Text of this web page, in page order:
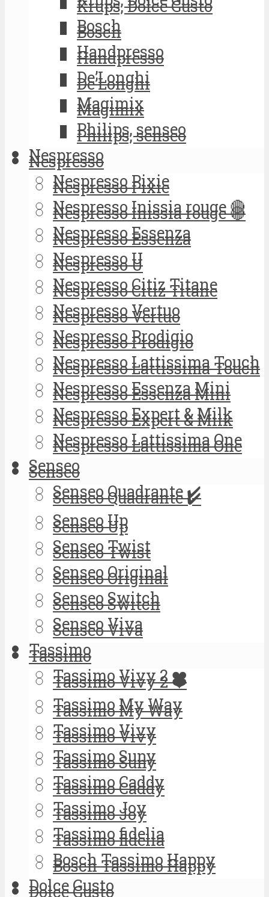
Bosch
Handpresso
De’Longhi
Magimix
Philips, senseo
Nespresso
Nespresso Pixie
Nespresso Inissia rouge 🔴
Nespresso Essenza
Nespresso U
Nespresso Citiz Titane
Nespresso Vertuo
Nespresso Prodigio
Nespresso Lattissima Touch
Nespresso Essenza Mini
Nespresso Expert & Milk
Nespresso Lattissima One
Senseo
Senseo Quadrante ✔️
Senseo Up
Senseo Twist
Senseo Original
Senseo Switch
Senseo Viva
Tassimo
Tassimo Vivy 2 ❤️
Tassimo My Way
Tassimo Vivy
Tassimo Suny
Tassimo Caddy
Tassimo Joy
Tassimo fidelia
Bosch Tassimo Happy
Dolce Gusto
Krups, Dolce Gusto
Bosch
Handpresso
De’Longhi
Magimix
Philips, senseo
Nespresso
Nespresso Pixie
Nespresso Inissia rouge 🔴
Nespresso Essenza
Nespresso U
Nespresso Citiz Titane
Nespresso Vertuo
Nespresso Prodigio
Nespresso Lattissima Touch
Nespresso Essenza Mini
Nespresso Expert & Milk
Nespresso Lattissima One
Senseo
Senseo Quadrante ✔️
Senseo Up
Senseo Twist
Senseo Original
Senseo Switch
Senseo Viva
Tassimo
Tassimo Vivy 2 ❤️
Tassimo My Way
Tassimo Vivy
Tassimo Suny
Tassimo Caddy
Tassimo Joy
Tassimo fidelia
Bosch Tassimo Happy
Dolce Gusto